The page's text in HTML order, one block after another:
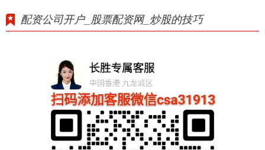
配资公司开户_股票配资网_炒股的技巧